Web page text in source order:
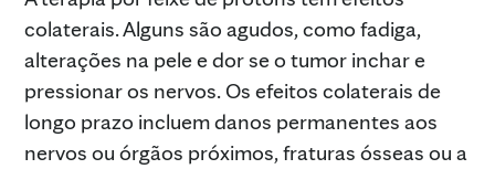
colaterais. Alguns são agudos, como fadiga,
alterações na pele e dor se o tumor inchar e
pressionar os nervos. Os efeitos colaterais de
longo prazo incluem danos permanentes aos
nervos ou órgãos próximos, fraturas ósseas ou a